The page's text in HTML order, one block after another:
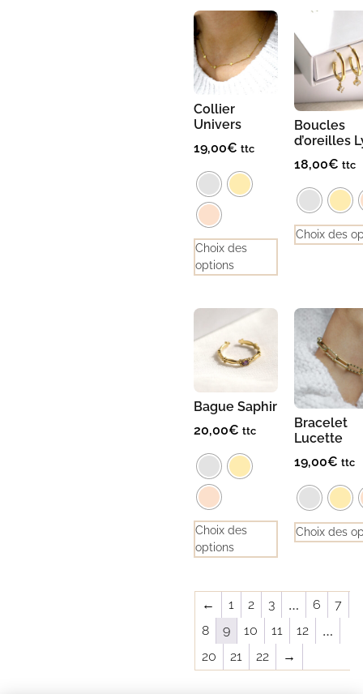
Collier
Univers
19,00€ ttc
Choix des
options
Boucles
d’oreilles
18,00€ ttc
Choix des
Bague Saphir
20,00€ ttc
Choix des
options
Bracelet
Lucette
19,00€ ttc
Choix des
← 1 2 3 … 6
7
8
9 10 11 12 …
20 21 22 →